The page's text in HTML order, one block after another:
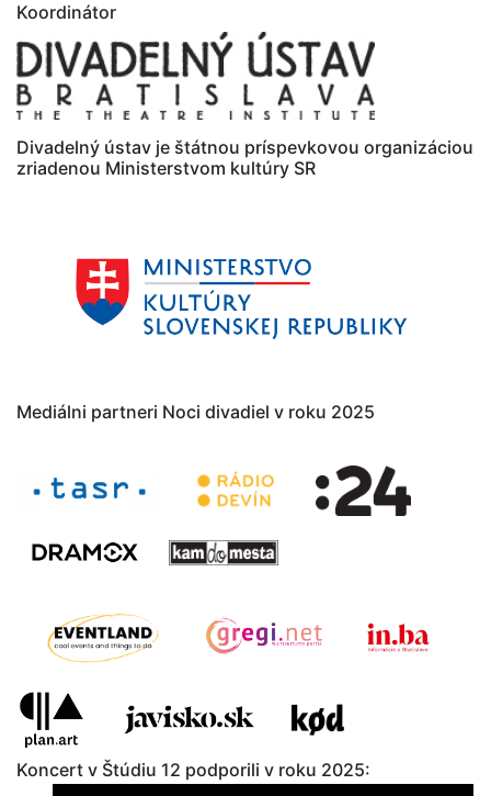
Koordinátor
Divadelný ústav je štátnou príspevkovou organizáciou
zriadenou Ministerstvom kultúry SR
Mediálni partneri Noci divadiel v roku 2025
Koncert v Štúdiu 12 podporili v roku 2025: